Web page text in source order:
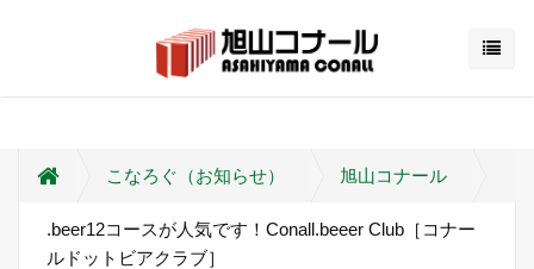
こなろぐ（お知らせ） 旭山コナール
.beer12コースが人気です！Conall.beeer Club［コナー
ルドットビアクラブ］